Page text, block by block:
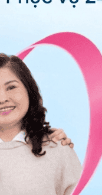
chọn điều trị
nghỉ ngơi
này.
vài ngày. Mục